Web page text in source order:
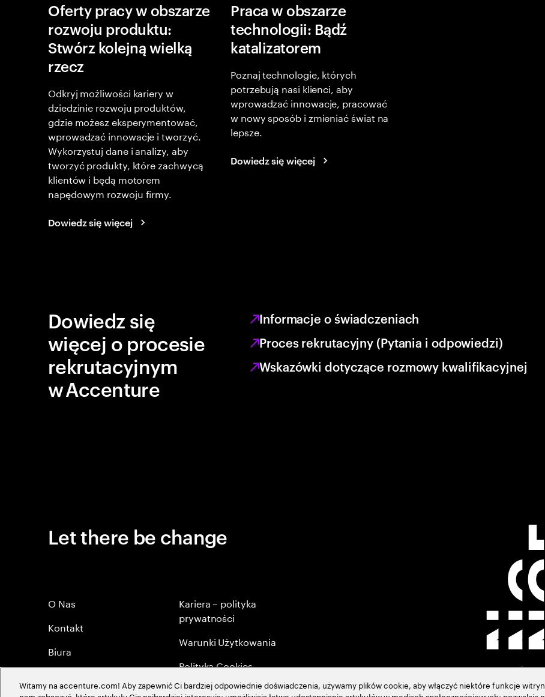
Oferty pracy w obszarze
rozwoju produktu:
Stwórz kolejną wielką
rzecz
Odkryj możliwości kariery w
dziedzinie rozwoju produktów,
gdzie możesz eksperymentować,
wprowadzać innowacje i tworzyć.
Wykorzystuj dane i analizy, aby
tworzyć produkty, które zachwycą
klientów i będą motorem
napędowym rozwoju firmy.
Dowiedz się więcej
Praca w obszarze
technologii: Bądź
katalizatorem
Poznaj technologie, których
potrzebują nasi klienci, aby
wprowadzać innowacje, pracować
w nowy sposób i zmieniać świat na
lepsze.
Dowiedz się więcej
Dowiedz się
więcej o procesie
rekrutacyjnym
w Accenture
Informacje o świadczeniach
Proces rekrutacyjny (Pytania i odpowiedzi)
Wskazówki dotyczące rozmowy kwalifikacyjnej
Let there be change
O Nas
Kontakt
Biura
Kariera – polityka
prywatności
Warunki Użytkowania
Polityka Cookies
Mapa strony
Witamy na accenture.com! Aby zapewnić Ci bardziej odpowiednie doświadczenia, używamy plików cookie, aby włączyć niektóre funkcje